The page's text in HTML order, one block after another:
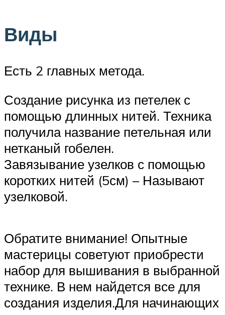
Виды
Есть 2 главных метода.
Создание рисунка из петелек с
помощью длинных нитей. Техника
получила название петельная или
нетканый гобелен.
Завязывание узелков с помощью
коротких нитей (5см) – Называют
узелковой.
Обратите внимание! Опытные
мастерицы советуют приобрести
набор для вышивания в выбранной
технике. В нем найдется все для
создания изделия.Для начинающих